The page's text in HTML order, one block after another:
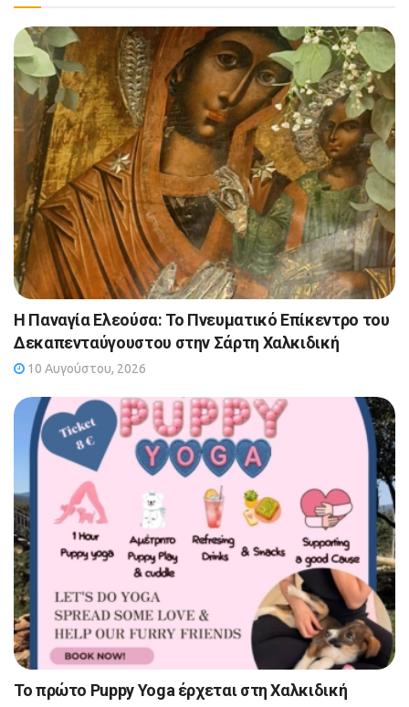
Η Παναγία Ελεούσα: Το Πνευματικό Επίκεντρο του
Δεκαπενταύγουστου στην Σάρτη Χαλκιδική
10 Αυγούστου, 2026
Το πρώτο Puppy Yoga έρχεται στη Χαλκιδική